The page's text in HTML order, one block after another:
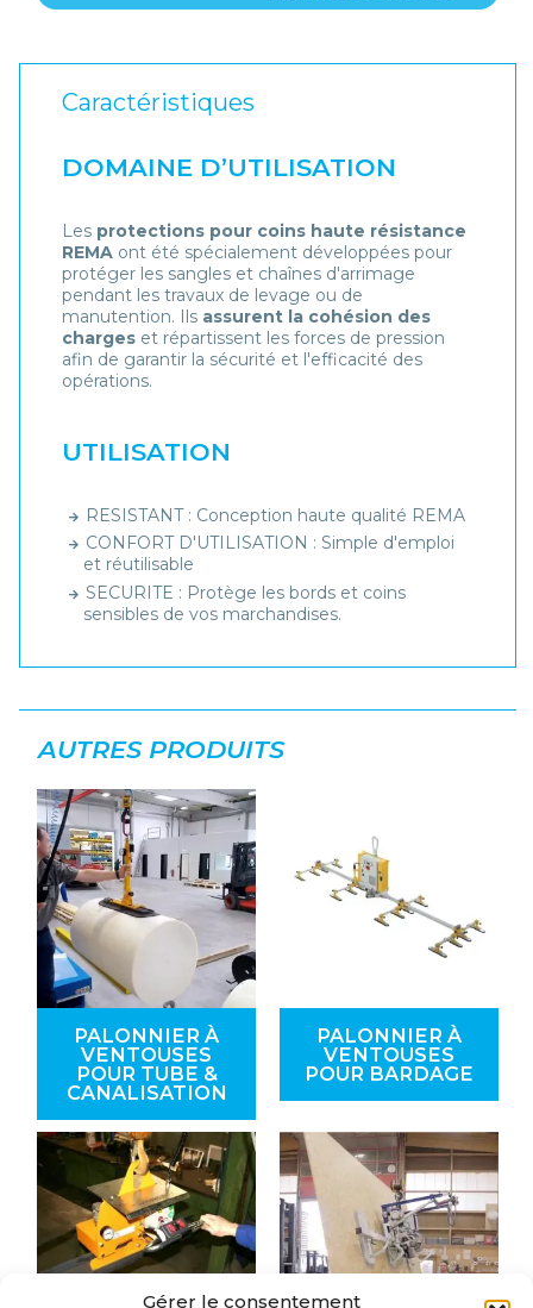
Gérer le consentement
Caractéristiques
DOMAINE D’UTILISATION
Les protections pour coins haute résistance
REMA ont été spécialement développées pour
protéger les sangles et chaînes d'arrimage
pendant les travaux de levage ou de
manutention. Ils assurent la cohésion des
charges et répartissent les forces de pression
afin de garantir la sécurité et l'efficacité des
opérations.
UTILISATION
RESISTANT : Conception haute qualité REMA
CONFORT D'UTILISATION : Simple d'emploi
et réutilisable
SECURITE : Protège les bords et coins
sensibles de vos marchandises.
AUTRES PRODUITS
PALONNIER À
VENTOUSES
POUR TUBE &
CANALISATION
PALONNIER À
VENTOUSES
POUR BARDAGE